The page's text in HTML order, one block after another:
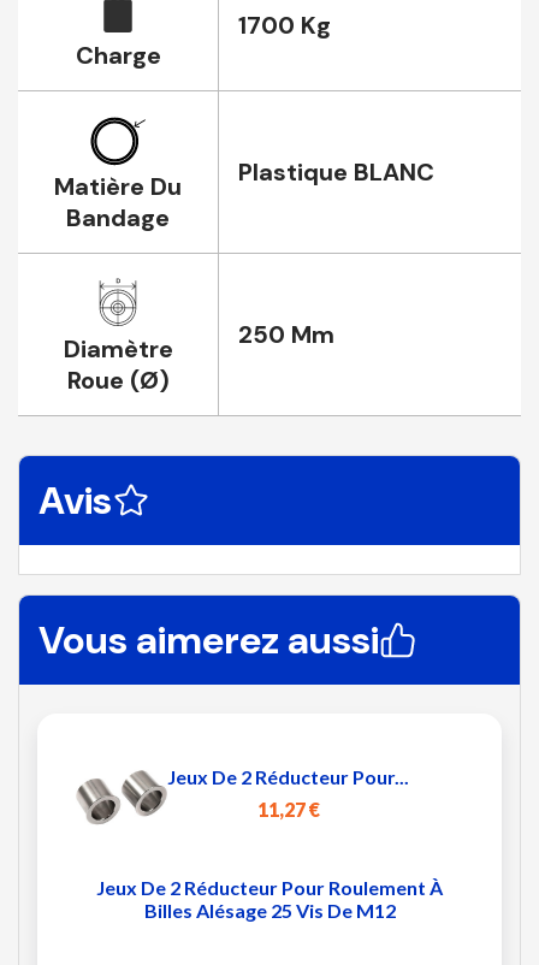
Charge
1700 Kg
Matière Du
Bandage
Plastique BLANC
Diamètre
Roue (Ø)
250 Mm
Avis
Vous aimerez aussi
Jeux De 2 Réducteur Pour...
11,27 €
Jeux De 2 Réducteur Pour Roulement À
Billes Alésage 25 Vis De M12